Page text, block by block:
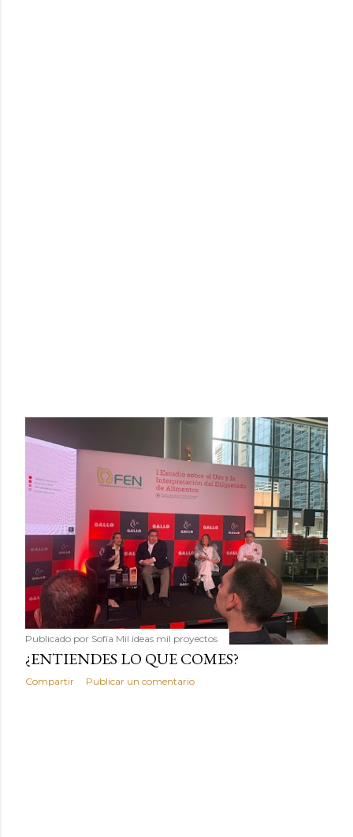
Publicado por Sofía Mil ideas mil proyectos
¿ENTIENDES LO QUE COMES?
Compartir Publicar un comentario